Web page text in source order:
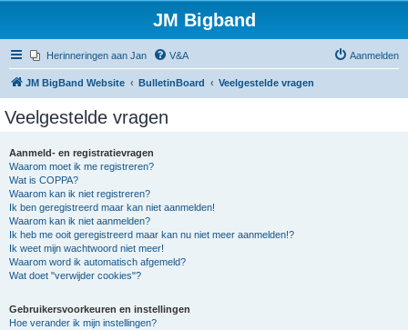
JM Bigband
Herinneringen aan Jan V&A Aanmelden
JM BigBand Website BulletinBoard Veelgestelde vragen
Veelgestelde vragen
Aanmeld- en registratievragen
Waarom moet ik me registreren?
Wat is COPPA?
Waarom kan ik niet registreren?
Ik ben geregistreerd maar kan niet aanmelden!
Waarom kan ik niet aanmelden?
Ik heb me ooit geregistreerd maar kan nu niet meer aanmelden!?
Ik weet mijn wachtwoord niet meer!
Waarom word ik automatisch afgemeld?
Wat doet "verwijder cookies"?
Gebruikersvoorkeuren en instellingen
Hoe verander ik mijn instellingen?